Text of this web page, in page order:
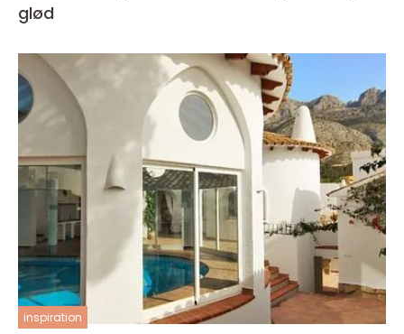
glød
inspiration